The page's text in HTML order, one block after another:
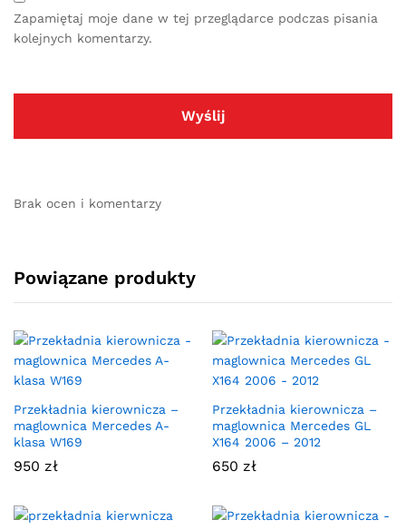
Zapamiętaj moje dane w tej przeglądarce podczas pisania
kolejnych komentarzy.
Brak ocen i komentarzy
Powiązane produkty
Przekładnia kierownicza –
maglownica Mercedes A-
klasa W169
950 zł
Przekładnia kierownicza –
maglownica Mercedes GL
X164 2006 – 2012
650 zł